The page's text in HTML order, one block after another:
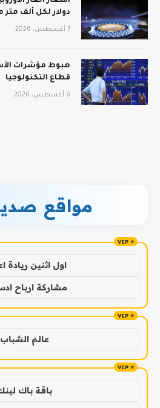
دولار لكل ألف
7 أغسطس، 2026
هبوط مؤشرات
قطاع التكنولوجيا
6 أغسطس، 2026
مواقع
اول اثنين ريادة
مشاركة ارباح
عالم الشباب
باقة باك